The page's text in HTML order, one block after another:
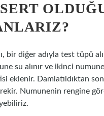
bir diğer adıyla test tüpü
su alınır ve ikinci
eklenir. Damlatıldıktan
Numunenin rengine